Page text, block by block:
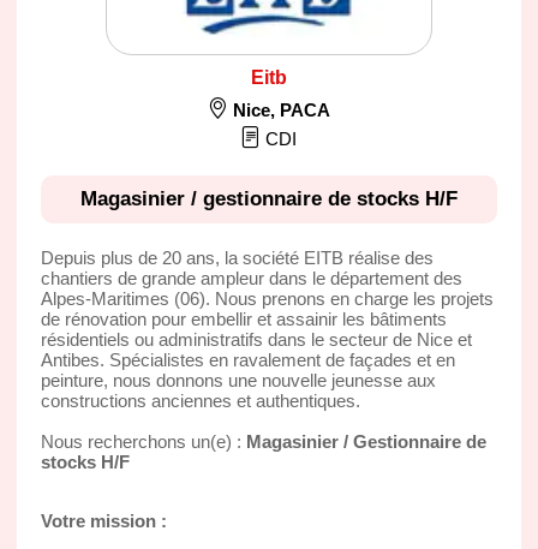
Eitb
Nice, PACA
CDI
Magasinier / gestionnaire de stocks H/F
Depuis plus de 20 ans, la société EITB réalise des
chantiers de grande ampleur dans le département des
Alpes-Maritimes (06). Nous prenons en charge les projets
de rénovation pour embellir et assainir les bâtiments
résidentiels ou administratifs dans le secteur de Nice et
Antibes. Spécialistes en ravalement de façades et en
peinture, nous donnons une nouvelle jeunesse aux
constructions anciennes et authentiques.
Nous recherchons un(e) : Magasinier / Gestionnaire de
stocks H/F
Votre mission :